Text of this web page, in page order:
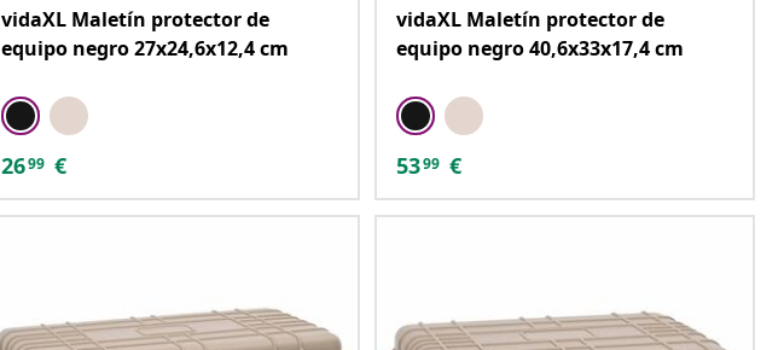
vidaXL Maletín protector de
equipo negro 27x24,6x12,4 cm
2699 €
vidaXL Maletín protector de
equipo negro 40,6x33x17,4 cm
5399 €